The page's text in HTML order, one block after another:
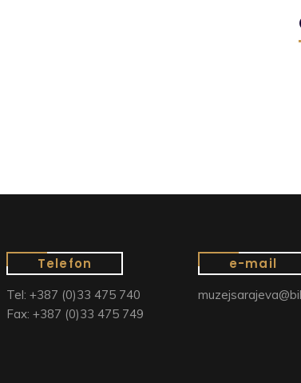
Telefon
Tel: +387 (0)33 475 740
Fax: +387 (0)33 475 749
e-mail